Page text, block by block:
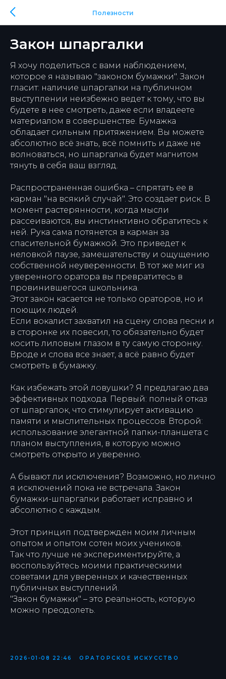
Полезности
Закон шпаргалки
Я хочу поделиться с вами наблюдением,
которое я называю "законом бумажки". Закон
гласит: наличие шпаргалки на публичном
выступлении неизбежно ведет к тому, что вы
будете в нее смотреть, даже если владеете
материалом в совершенстве. Бумажка
обладает сильным притяжением. Вы можете
абсолютно всё знать, всё помнить и даже не
волноваться, но шпаргалка будет магнитом
тянуть в себя ваш взгляд.
Распространенная ошибка – спрятать ее в
карман "на всякий случай". Это создает риск. В
момент растерянности, когда мысли
рассеиваются, вы инстинктивно обратитесь к
ней. Рука сама потянется в карман за
спасительной бумажкой. Это приведет к
неловкой паузе, замешательству и ощущению
собственной неуверенности. В тот же миг из
уверенного оратора вы превратитесь в
провинившегося школьника.
Этот закон касается не только ораторов, но и
поющих людей.
Если вокалист захватил на сцену слова песни и
в сторонке их повесил, то обязательно будет
косить лиловым глазом в ту самую сторонку.
Вроде и слова все знает, а всё равно будет
смотреть в бумажку.
Как избежать этой ловушки? Я предлагаю два
эффективных подхода. Первый: полный отказ
от шпаргалок, что стимулирует активацию
памяти и мыслительных процессов. Второй:
использование элегантной папки-планшета с
планом выступления, в которую можно
смотреть открыто и уверенно.
А бывают ли исключения? Возможно, но лично
я исключений пока не встречала. Закон
бумажки-шпаргалки работает исправно и
абсолютно с каждым.
Этот принцип подтвержден моим личным
опытом и опытом сотен моих учеников.
Так что лучше не экспериментируйте, а
воспользуйтесь моими практическими
советами для уверенных и качественных
публичных выступлений.
"Закон бумажки" – это реальность, которую
можно преодолеть.
2026-01-08 22:46 ОРАТОРСКОЕ ИСКУССТВО